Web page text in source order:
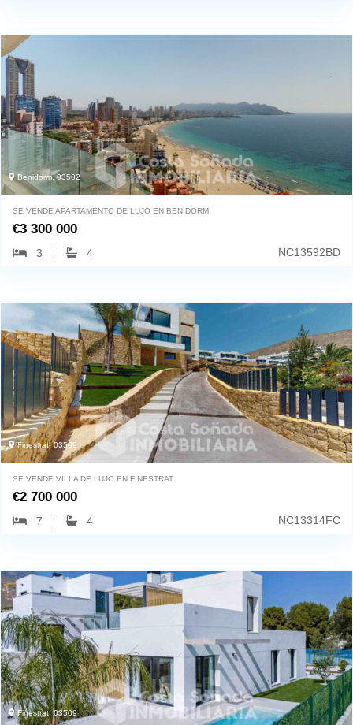
Benidorm, 03502
SE VENDE APARTAMENTO DE LUJO EN BENIDORM
€3 300 000
3 4 NC13592BD
Finestrat, 03509
SE VENDE VILLA DE LUJO EN FINESTRAT
€2 700 000
7 4 NC13314FC
Finestrat, 03509